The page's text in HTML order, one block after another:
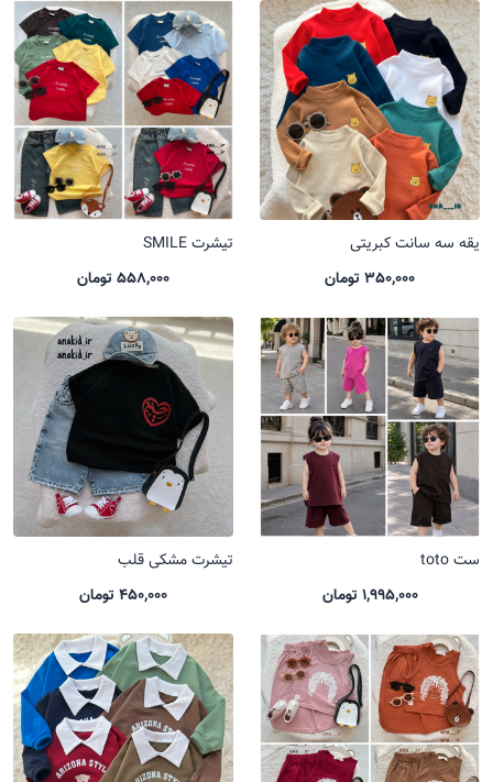
یقه سه سانت کبریتی
350,000 تومان
تیشرت SMILE
558,000 تومان
ست toto
1,995,000 تومان
تیشرت مشکی قلب
450,000 تومان